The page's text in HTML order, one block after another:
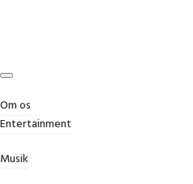
Om os
Entertainment
Musik